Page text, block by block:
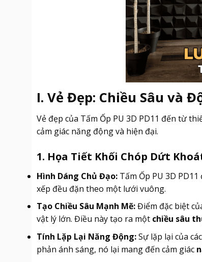
I. Vẻ Đẹp: Chiều Sâu và
Vẻ đẹp của Tấm Ốp PU 3D PD11 đến từ
cảm giác năng động và hiện đại.
1. Họa Tiết Khối Chóp Dứt
Hình Dáng Chủ Đạo: Tấm Ốp PU 3D
xếp đều đặn theo một lưới vuông.
Tạo Chiều Sâu Mạnh Mẽ:Điểm đặc biệt
vật lý lớn. Điều này tạo ra một chiều sâu
Tính Lặp Lại Năng Động:Sự lặp lại của
phản ánh sáng, nó lại mang đến cảm giác